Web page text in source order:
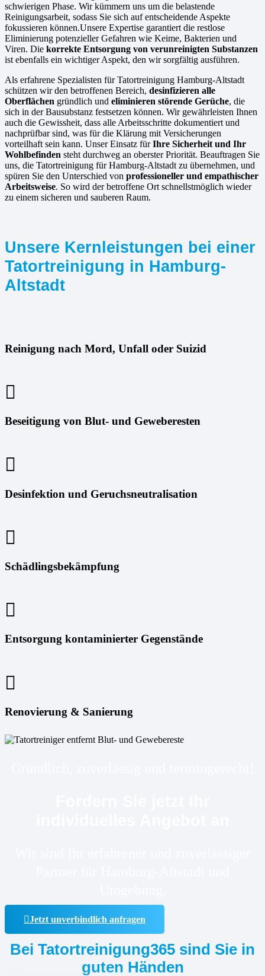
schwierigen Phase. Wir kümmern uns um die belastende
Reinigungsarbeit, sodass Sie sich auf entscheidende Aspekte
fokussieren können.Unsere Expertise garantiert die restlose
Eliminierung potenzieller Gefahren wie Keime, Bakterien und
Viren. Die korrekte Entsorgung von verunreinigten Substanzen
ist ebenfalls ein wichtiger Aspekt, den wir sorgfältig ausführen.
Als erfahrene Spezialisten für Tatortreinigung Hamburg-Altstadt
schützen wir den betroffenen Bereich, desinfizieren alle
Oberflächen gründlich und eliminieren störende Gerüche, die
sich in der Bausubstanz festsetzen können. Wir gewährleisten Ihnen
auch die Gewissheit, dass alle Arbeitsschritte dokumentiert und
nachprüfbar sind, was für die Klärung mit Versicherungen
vorteilhaft sein kann. Unser Einsatz fürIhre Sicherheit und Ihr
Wohlbefinden steht durchweg an oberster Priorität. Beauftragen Sie
uns, die Tatortreinigung für Hamburg-Altstadt zu übernehmen, und
spüren Sie den Unterschied von professioneller und empathischer
Arbeitsweise. So wird der betroffene Ort schnellstmöglich wieder
zu einem sicheren und sauberen Raum.
Unsere Kernleistungen bei einer
Tatortreinigung in Hamburg-
Altstadt
Reinigung nach Mord, Unfall oder Suizid
Beseitigung von Blut- und Geweberesten
Desinfektion und Geruchsneutralisation
Schädlingsbekämpfung
Entsorgung kontaminierter Gegenstände
Renovierung & Sanierung
Jetzt unverbindlich anfragen
Bei Tatortreinigung365 sind Sie in
guten Händen